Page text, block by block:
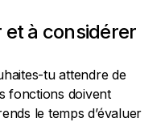
et à considérer
tu attendre de
fonctions doivent
le temps d’évaluer